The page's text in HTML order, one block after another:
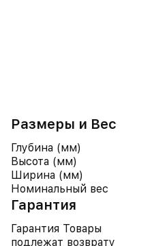
Размеры и Вес
Глубина (мм)
Высота (мм)
Ширина (мм)
Номинальный вес
Гарантия
Гарантия Товары
подлежат возврату